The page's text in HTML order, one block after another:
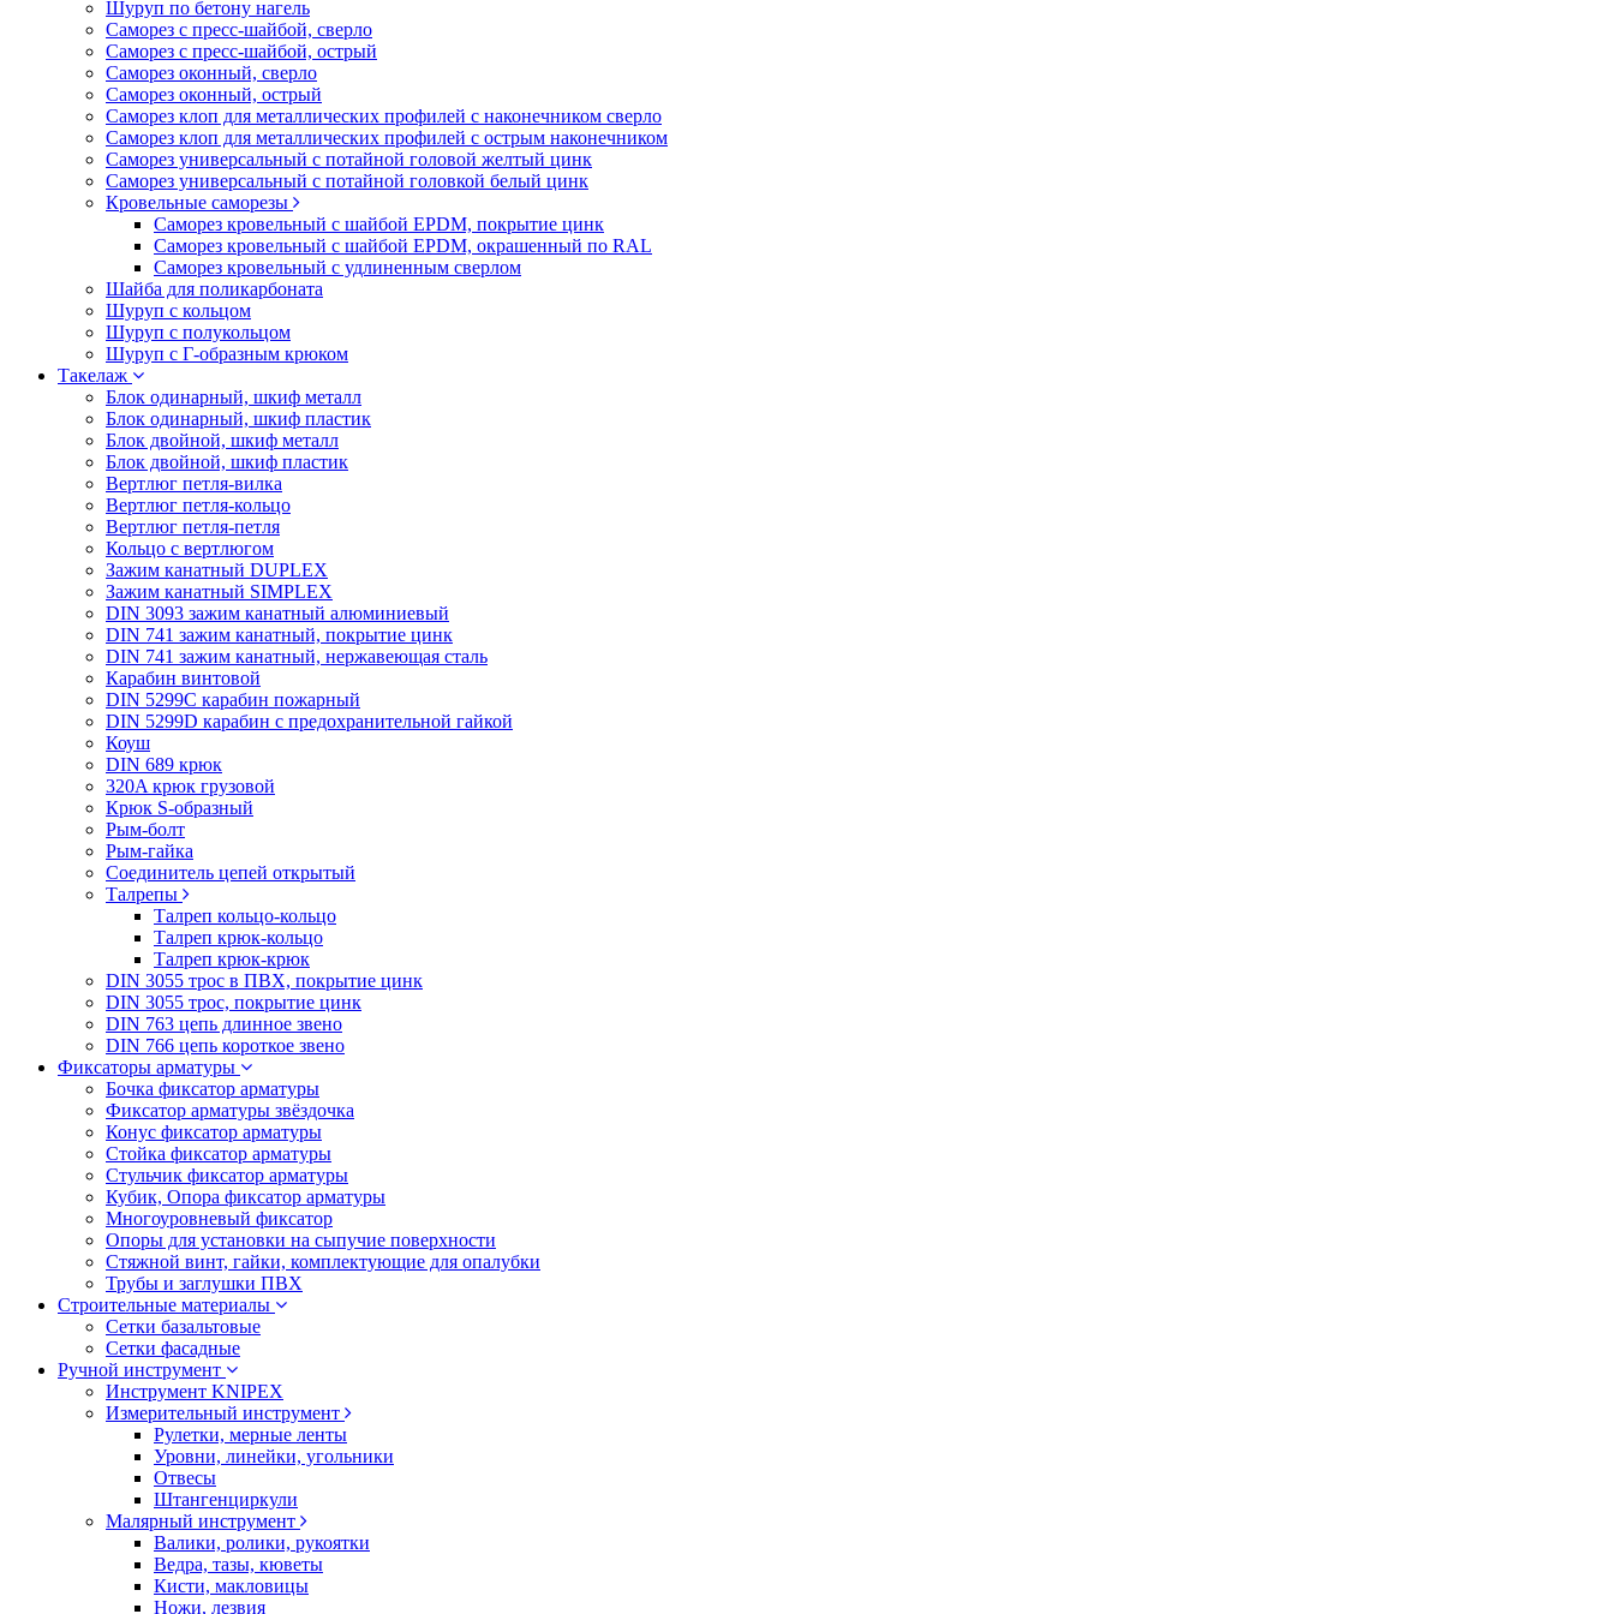
Шуруп по бетону нагель
Саморез с пресс-шайбой, сверло
Саморез с пресс-шайбой, острый
Саморез оконный, сверло
Саморез оконный, острый
Саморез клоп для металлических профилей с наконечником сверло
Саморез клоп для металлических профилей с острым наконечником
Саморез универсальный с потайной головой желтый цинк
Саморез универсальный с потайной головкой белый цинк
Кровельные саморезы
Саморез кровельный с шайбой EPDM, покрытие цинк
Саморез кровельный с шайбой EPDM, окрашенный по RAL
Саморез кровельный с удлиненным сверлом
Шайба для поликарбоната
Шуруп с кольцом
Шуруп с полукольцом
Шуруп с Г-образным крюком
Такелаж
Блок одинарный, шкиф металл
Блок одинарный, шкиф пластик
Блок двойной, шкиф металл
Блок двойной, шкиф пластик
Вертлюг петля-вилка
Вертлюг петля-кольцо
Вертлюг петля-петля
Кольцо с вертлюгом
Зажим канатный DUPLEX
Зажим канатный SIMPLEX
DIN 3093 зажим канатный алюминиевый
DIN 741 зажим канатный, покрытие цинк
DIN 741 зажим канатный, нержавеющая сталь
Карабин винтовой
DIN 5299C карабин пожарный
DIN 5299D карабин с предохранительной гайкой
Коуш
DIN 689 крюк
320A крюк грузовой
Крюк S-образный
Рым-болт
Рым-гайка
Соединитель цепей открытый
Талрепы
Талреп кольцо-кольцо
Талреп крюк-кольцо
Талреп крюк-крюк
DIN 3055 трос в ПВХ, покрытие цинк
DIN 3055 трос, покрытие цинк
DIN 763 цепь длинное звено
DIN 766 цепь короткое звено
Фиксаторы арматуры
Бочка фиксатор арматуры
Фиксатор арматуры звёздочка
Конус фиксатор арматуры
Стойка фиксатор арматуры
Стульчик фиксатор арматуры
Кубик, Опора фиксатор арматуры
Многоуровневый фиксатор
Опоры для установки на сыпучие поверхности
Стяжной винт, гайки, комплектующие для опалубки
Трубы и заглушки ПВХ
Строительные материалы
Сетки базальтовые
Сетки фасадные
Ручной инструмент
Инструмент KNIPEX
Измерительный инструмент
Рулетки, мерные ленты
Уровни, линейки, угольники
Отвесы
Штангенциркули
Малярный инструмент
Валики, ролики, рукоятки
Ведра, тазы, кюветы
Кисти, макловицы
Ножи, лезвия